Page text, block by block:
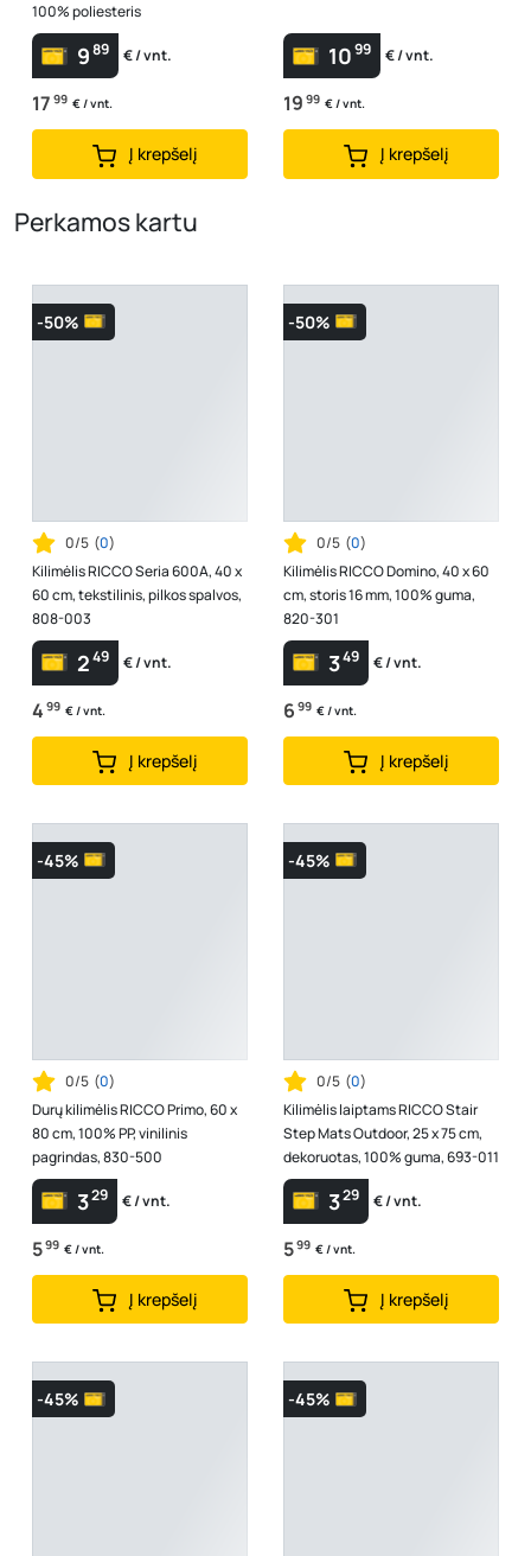
100% poliesteris
989 € / vnt.
17 99 € / vnt.
Į krepšelį
1099 € / vnt.
19 99 € / vnt.
Į krepšelį
Perkamos kartu
-50%
0/5 (0)
Kilimėlis RICCO Seria 600A, 40 x
60 cm, tekstilinis, pilkos spalvos,
808-003
249 € / vnt.
4 99 € / vnt.
Į krepšelį
-50%
0/5 (0)
Kilimėlis RICCO Domino, 40 x 60
cm, storis 16 mm, 100% guma,
820-301
349 € / vnt.
6 99 € / vnt.
Į krepšelį
-45%
0/5 (0)
Durų kilimėlis RICCO Primo, 60 x
80 cm, 100% PP, vinilinis
pagrindas, 830-500
329 € / vnt.
599 € / vnt.
Į krepšelį
-45%
0/5 (0)
Kilimėlis laiptams RICCO Stair
Step Mats Outdoor, 25 x 75 cm,
dekoruotas, 100% guma, 693-011
329 € / vnt.
599 € / vnt.
Į krepšelį
-45% -45%